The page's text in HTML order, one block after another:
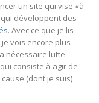
un site qui vise «à
développent des
. Avec ce que je lis
vois encore plus
nécessaire lutte
consiste à agir de
(dont je suis)